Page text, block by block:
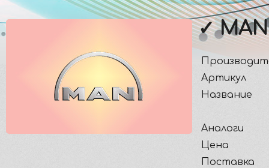
✓
Артикул
Название
Аналоги
Цена
Поставка